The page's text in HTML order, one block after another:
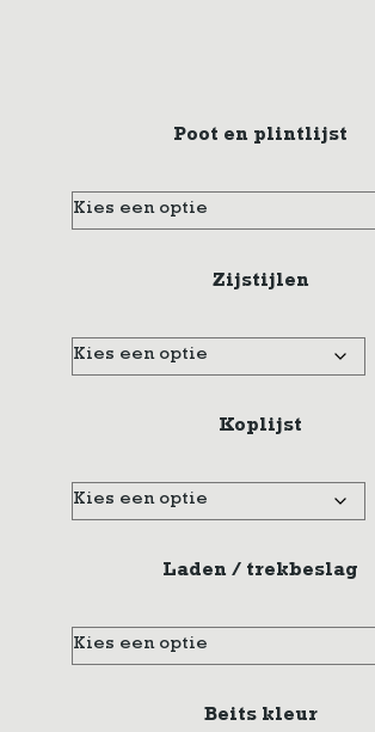
Poot en plintlijst
Zijstijlen
Koplijst
Laden / trekbeslag
Beits kleur